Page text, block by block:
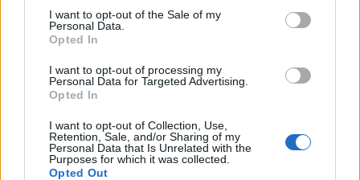
consent section.
I want to opt-out of the Sale of my
Personal Data.
Opted In
I want to opt-out of processing my
Personal Data for Targeted Advertising.
Opted In
I want to opt-out of Collection, Use,
Retention, Sale, and/or Sharing of my
Personal Data that Is Unrelated with the
Purposes for which it was collected.
Opted Out
το 2028
δεικτών FTSE4Good